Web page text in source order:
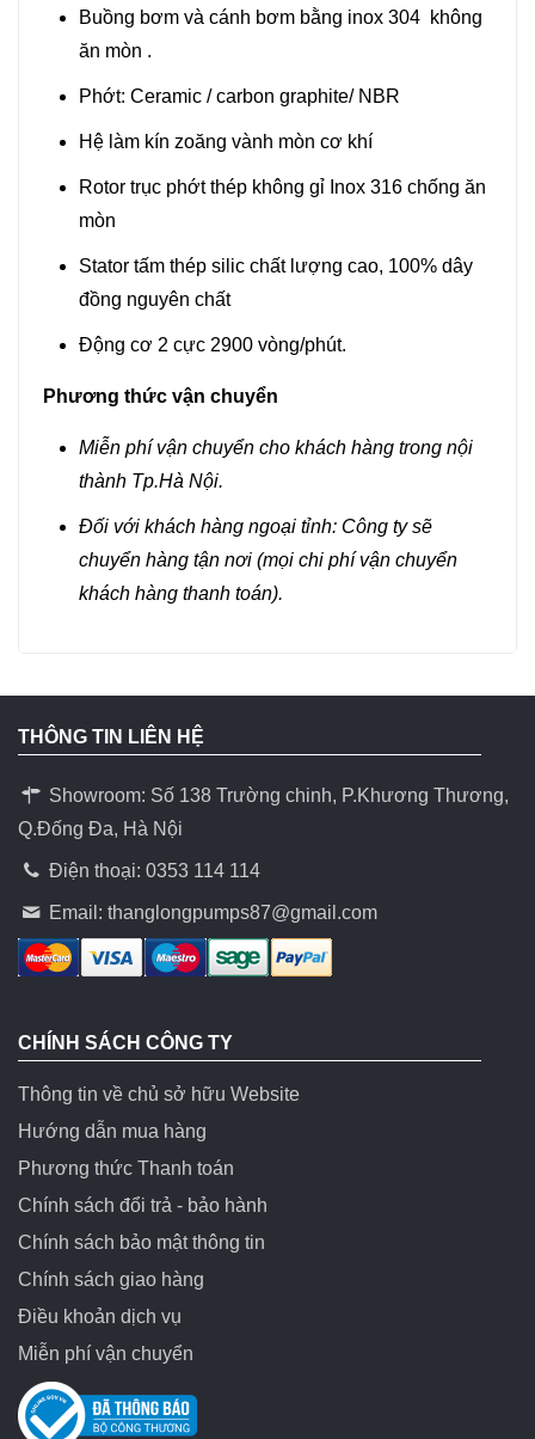
Buồng bơm và cánh bơm bằng inox 304 không
ăn mòn .
Phớt: Ceramic / carbon graphite/ NBR
Hệ làm kín zoăng vành mòn cơ khí
Rotor trục phớt thép không gỉ Inox 316 chống ăn
mòn
Stator tấm thép silic chất lượng cao, 100% dây
đồng nguyên chất
Động cơ 2 cực 2900 vòng/phút.
Phương thức vận chuyển
Miễn phí vận chuyển cho khách hàng trong nội
thành Tp.Hà Nội.
Đối với khách hàng ngoại tỉnh: Công ty sẽ
chuyển hàng tận nơi (mọi chi phí vận chuyển
khách hàng thanh toán).
THÔNG TIN LIÊN HỆ
Showroom: Số 138 Trường chinh, P.Khương Thương,
Q.Đống Đa, Hà Nội
Điện thoại: 0353 114 114
Email:thanglongpumps87@gmail.com
CHÍNH SÁCH CÔNG TY
Thông tin về chủ sở hữu Website
Hướng dẫn mua hàng
Phương thức Thanh toán
Chính sách đổi trả - bảo hành
Chính sách bảo mật thông tin
Chính sách giao hàng
Điều khoản dịch vụ
Miễn phí vận chuyển